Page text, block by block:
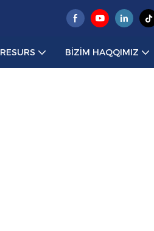
RESURS BIZIM HAQQIMIZ